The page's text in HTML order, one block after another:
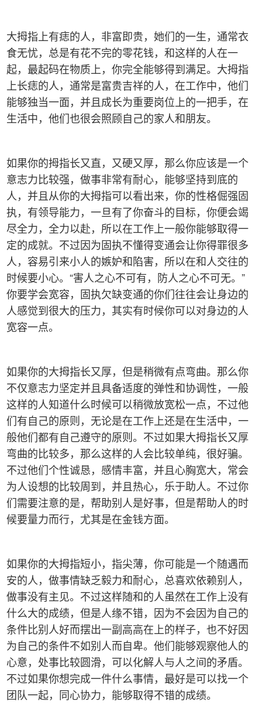
大拇指上有痣的人，非富即贵，她们的一生，通常衣
食无忧，总是有花不完的零花钱，和这样的人在一
起，最起码在物质上，你完全能够得到满足。大拇指
上长痣的人，通常是富贵吉祥的人，在工作中，他们
能够独当一面，并且成长为重要岗位上的一把手，在
生活中，他们也很会照顾自己的家人和朋友。
如果你的拇指长又直，又硬又厚，那么你应该是一个
意志力比较强，做事非常有耐心，能够坚持到底的
人，并且从你的大拇指可以看出来，你的性格倔强固
执，有领导能力，一旦有了你奋斗的目标，你便会竭
尽全力，全力以赴，所以在工作上一般你能够取得一
定的成就。不过因为固执不懂得变通会让你得罪很多
人，容易引来小人的嫉妒和陷害，所以在和人交往的
时候要小心。“害人之心不可有，防人之心不可无。”
你要学会宽容，固执欠缺变通的你们往往会让身边的
人感觉到很大的压力，其实有时候你可以对身边的人
宽容一点。
如果你的大拇指长又厚，但是稍微有点弯曲。那么你
不仅意志力坚定并且具备适度的弹性和协调性，一般
这样的人知道什么时候可以稍微放宽松一点，不过他
们有自己的原则，无论是在工作上还是在生活中，一
般他们都有自己遵守的原则。不过如果大拇指长又厚
弯曲的比较多，那么这样的人会比较单纯，很好骗。
不过他们个性诚恳，感情丰富，并且心胸宽大，常会
为人设想的比较周到，并且热心，乐于助人。不过你
们需要注意的是，帮助别人是好事，但是帮助人的时
候要量力而行，尤其是在金钱方面。
如果你的大拇指短小，指尖薄，你可能是一个随遇而
安的人，做事情缺乏毅力和耐心，总喜欢依赖别人，
做事没有主见。不过这样随和的人虽然在工作上没有
什么大的成绩，但是人缘不错，因为不会因为自己的
条件比别人好而摆出一副高高在上的样子，也不好因
为自己的条件不如别人而自卑。他们能够观察他人的
心意，处事比较圆滑，可以化解人与人之间的矛盾。
不过如果你想完成一件什么事情，最好是可以找一个
团队一起，同心协力，能够取得不错的成绩。